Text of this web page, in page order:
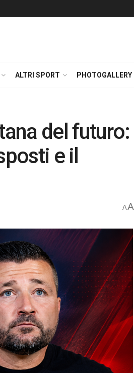
ALTRI SPORT PHOTOGALLERY
del futuro:
e il
AA